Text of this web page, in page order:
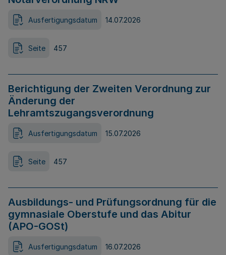
Ausfertigungsdatum 14.07.2026
Seite 457
Berichtigung der Zweiten Verordnung zur
Änderung der
Lehramtszugangsverordnung
Ausfertigungsdatum 15.07.2026
Seite 457
Ausbildungs- und Prüfungsordnung für die
gymnasiale Oberstufe und das Abitur
(APO-GOSt)
Ausfertigungsdatum 16.07.2026